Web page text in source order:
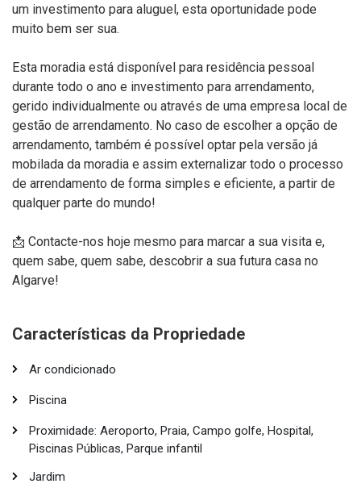
um investimento para aluguel, esta oportunidade pode
muito bem ser sua.
Esta moradia está disponível para residência pessoal
durante todo o ano e investimento para arrendamento,
gerido individualmente ou através de uma empresa local de
gestão de arrendamento. No caso de escolher a opção de
arrendamento, também é possível optar pela versão já
mobilada da moradia e assim externalizar todo o processo
de arrendamento de forma simples e eficiente, a partir de
qualquer parte do mundo!
📩 Contacte-nos hoje mesmo para marcar a sua visita e,
quem sabe, quem sabe, descobrir a sua futura casa no
Algarve!
Características da Propriedade
Ar condicionado
Piscina
Proximidade: Aeroporto, Praia, Campo golfe, Hospital,
Piscinas Públicas, Parque infantil
Jardim